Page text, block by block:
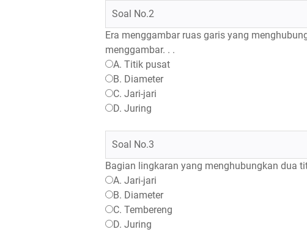
Soal No.2
Era menggambar ruas garis yang
menggambar. . .
A. Titik pusat
B. Diameter
C. Jari-jari
D. Juring
Soal No.3
Bagian lingkaran yang menghubungkan dua
A. Jari-jari
B. Diameter
C. Tembereng
D. Juring